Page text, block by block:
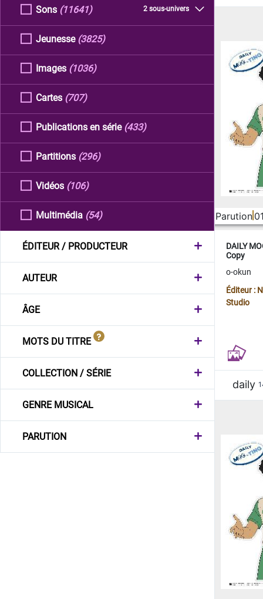
Sons 2 sous-univers
(11641)
Jeunesse (3825)
Images (1036)
Cartes (707)
Publications en série (433)
Partitions (296)
Vidéos (106)
Multimédia (54)
ÉDITEUR / PRODUCTEUR
AUTEUR
ÂGE
MOTS DU TITRE
COLLECTION / SÉRIE
GENRE MUSICAL
PARUTION
Parution
DAILY
Copy
o-okun
Éditeur :
Studio
daily